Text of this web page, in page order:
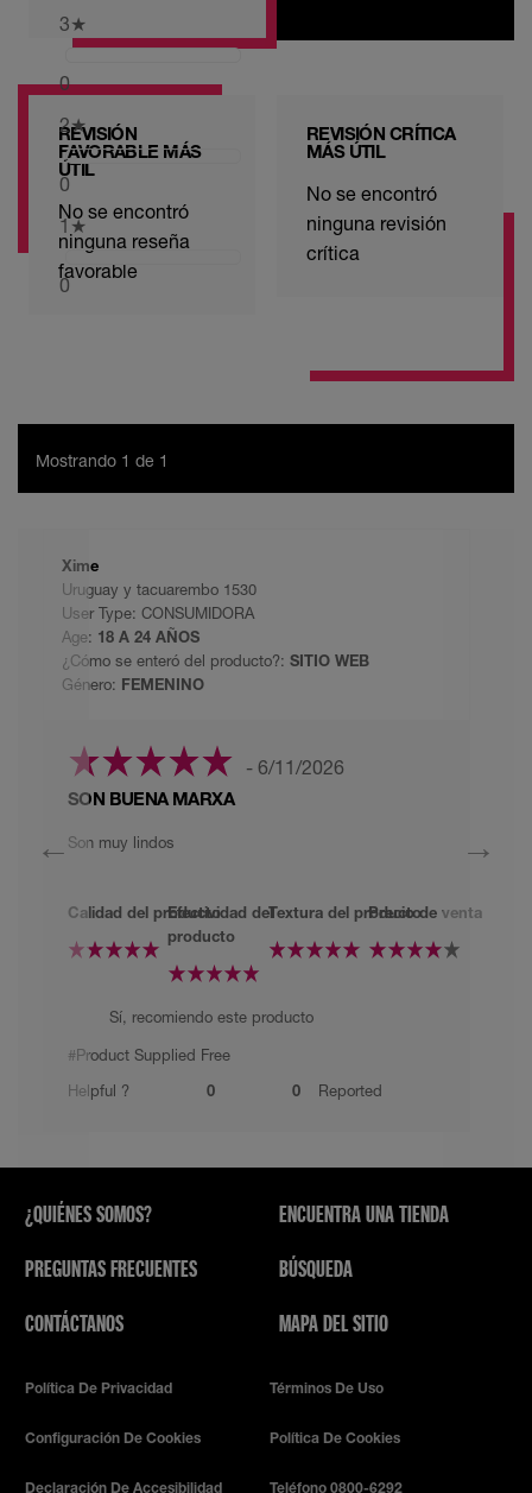
3★
0
2★
0
1★
0
REVISIÓN
FAVORABLE MÁS
ÚTIL
No se encontró
ninguna reseña
favorable
REVISIÓN CRÍTICA
MÁS ÚTIL
No se encontró
ninguna revisión
crítica
Mostrando 1 de 1
Xime
Uruguay y tacuarembo 1530
User Type: CONSUMIDORA
Age: 18 A 24 AÑOS
¿Cómo se enteró del producto?: SITIO WEB
Género: FEMENINO
- 6/11/2026
SON BUENA MARXA
Son muy lindos
Calidad del productoEfectividad del
producto
Textura del productoPrecio de venta
Sí, recomiendo este producto
#Product Supplied Free
Helpful ?
0 0 Reported
← →
¿QUIÉNES SOMOS?
PREGUNTAS FRECUENTES
CONTÁCTANOS
ENCUENTRA UNA TIENDA
BÚSQUEDA
MAPA DEL SITIO
Política De Privacidad Términos De Uso
Configuración De Cookies Política De Cookies
Declaración De Accesibilidad Teléfono 0800-6292